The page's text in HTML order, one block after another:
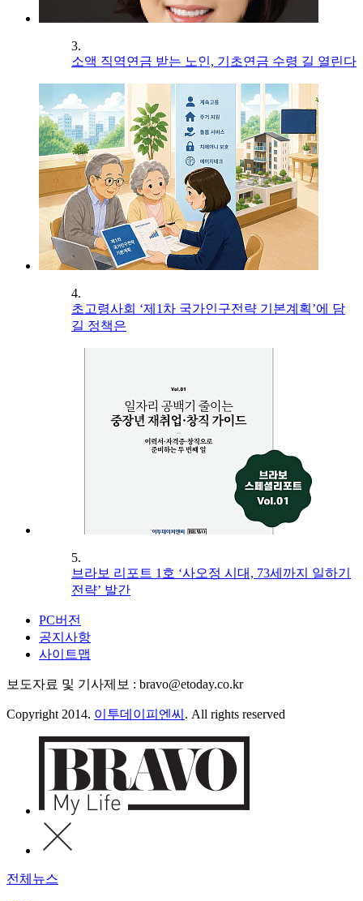
3.
소액 직역연금 받는 노인, 기초연금 수령 길 열린다
4.
초고령사회 ‘제1차 국가인구전략 기본계획’에 담
길 정책은
5.
브라보 리포트 1호 ‘사오정 시대, 73세까지 일하기
전략’ 발간
PC버전
공지사항
사이트맵
보도자료 및 기사제보 : bravo@etoday.co.kr
Copyright 2014. 이투데이피엔씨 . All rights reserved
전체뉴스